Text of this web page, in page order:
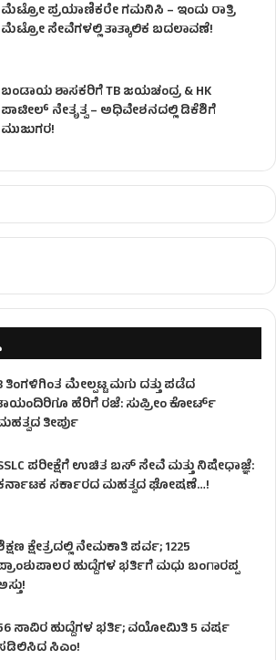
ಮೆಟ್ರೋ ಪ್ರಯಾಣಿಕರೇ ಗಮನಿಸಿ – ಇಂದು ರಾತ್ರಿ
ಮೆಟ್ರೋ ಸೇವೆಗಳಲ್ಲಿ ತಾತ್ಕಾಲಿಕ ಬದಲಾವಣೆ!
ಬಂಡಾಯ ಶಾಸಕರಿಗೆ TB ಜಯಚಂದ್ರ & HK
ಪಾಟೀಲ್ ನೇತೃತ್ವ – ಅಧಿವೇಶನದಲ್ಲಿ ಡಿಕೆಶಿಗೆ
ಮುಜುಗರ!
ತಿಂಗಳಿಗಿಂತ ಮೇಲ್ಪಟ್ಟ ಮಗು ದತ್ತು ಪಡೆದ
ಹೆರಿಗೆ ರಜೆ: ಸುಪ್ರೀಂ ಕೋರ್ಟ್
ತೀರ್ಪು
ಪರೀಕ್ಷೆಗೆ ಉಚಿತ ಬಸ್ ಸೇವೆ ಮತ್ತು ನಿಷೇಧಾಜ್ಞೆ:
ಸರ್ಕಾರದ ಮಹತ್ವದ ಘೋಷಣೆ…!
ಕ್ಷೇತ್ರದಲ್ಲಿ ನೇಮಕಾತಿ ಪರ್ವ; 1225
ಹುದ್ದೆಗಳ ಭರ್ತಿಗೆ ಮಧು ಬಂಗಾರಪ್ಪ
ಸಾವಿರ ಹುದ್ದೆಗಳ ಭರ್ತಿ; ವಯೋಮಿತಿ 5 ವರ್ಷ
ಸಿಎಂ!